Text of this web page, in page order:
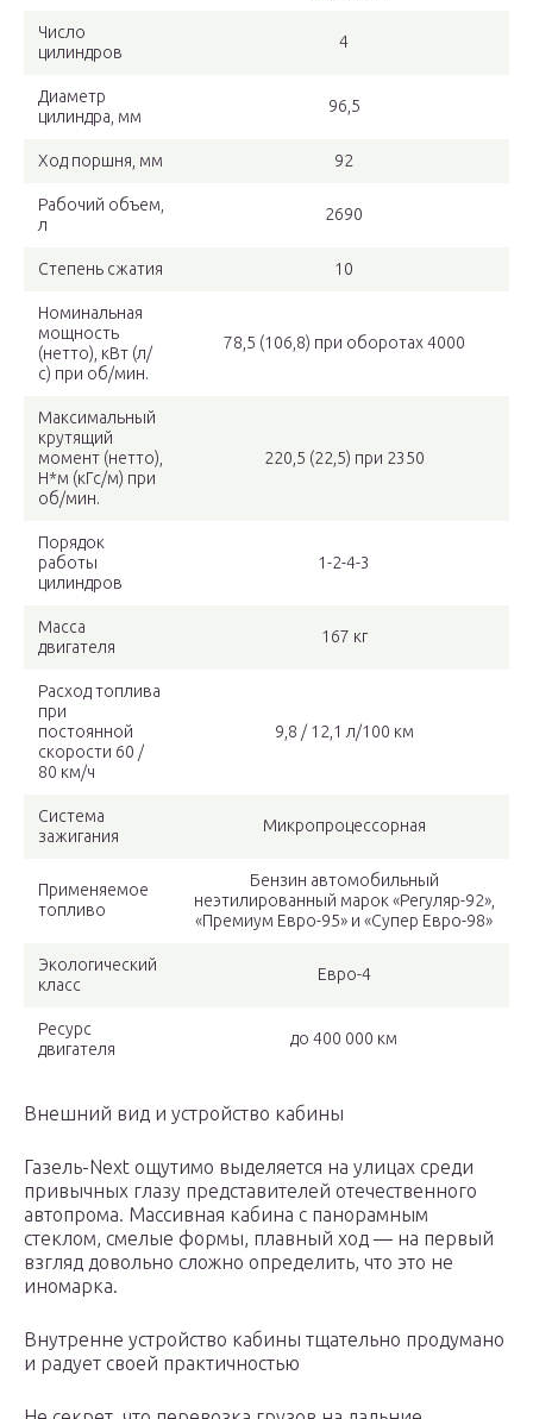
Число
цилиндров
4
Диаметр
цилиндра, мм
96,5
Ход поршня, мм 92
Рабочий объем,
л
2690
Степень сжатия 10
Номинальная
мощность
(нетто), кВт (л/
с) при об/мин.
78,5 (106,8) при оборотах 4000
Максимальный
крутящий
момент (нетто),
Н*м (кГс/м) при
об/мин.
220,5 (22,5) при 2350
Порядок
работы
цилиндров
1-2-4-3
Масса
двигателя
167 кг
Расход топлива
при
постоянной
скорости 60 /
80 км/ч
9,8 / 12,1 л/100 км
Система
зажигания
Микропроцессорная
Применяемое
топливо
Бензин автомобильный
неэтилированный марок «Регуляр-92»,
«Премиум Евро-95» и «Супер Евро-98»
Экологический
класс
Евро-4
Ресурс
двигателя
до 400 000 км
Внешний вид и устройство кабины
Газель-Next ощутимо выделяется на улицах среди
привычных глазу представителей отечественного
автопрома. Массивная кабина с панорамным
стеклом, смелые формы, плавный ход — на первый
взгляд довольно сложно определить, что это не
иномарка.
Внутренне устройство кабины тщательно продумано
и радует своей практичностью